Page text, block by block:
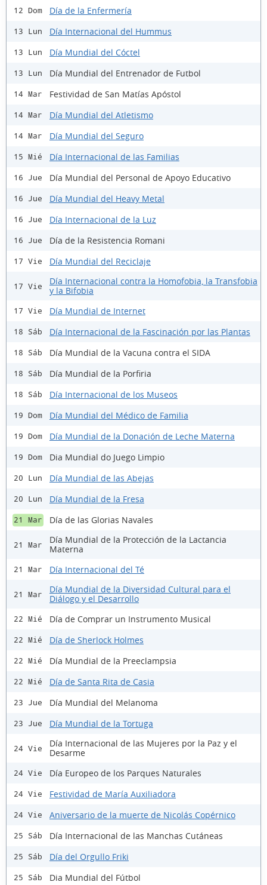
12 Dom Día de la Enfermería
13 Lun Día Internacional del Hummus
13 Lun Día Mundial del Cóctel
13 Lun Día Mundial del Entrenador de Futbol
14 Mar Festividad de San Matías Apóstol
14 Mar Día Mundial del Atletismo
14 Mar Día Mundial del Seguro
15 Mié Día Internacional de las Familias
16 Jue Día Mundial del Personal de Apoyo Educativo
16 Jue Día Mundial del Heavy Metal
16 Jue Día Internacional de la Luz
16 Jue Día de la Resistencia Romani
17 Vie Día Mundial del Reciclaje
17 Vie
Día Internacional contra la Homofobia, la Transfobia
y la Bifobia
17 Vie Día Mundial de Internet
18 Sáb Día Internacional de la Fascinación por las Plantas
18 Sáb Día Mundial de la Vacuna contra el SIDA
18 Sáb Día Mundial de la Porfiria
18 Sáb Día Internacional de los Museos
19 Dom Día Mundial del Médico de Familia
19 Dom Día Mundial de la Donación de Leche Materna
19 Dom Dia Mundial do Juego Limpio
20 Lun Día Mundial de las Abejas
20 Lun Día Mundial de la Fresa
21 Mar Día de las Glorias Navales
21 Mar
Día Mundial de la Protección de la Lactancia
Materna
21 Mar Día Internacional del Té
21 Mar
Día Mundial de la Diversidad Cultural para el
Diálogo y el Desarrollo
22 Mié Día de Comprar un Instrumento Musical
22 Mié Día de Sherlock Holmes
22 Mié Día Mundial de la Preeclampsia
22 Mié Día de Santa Rita de Casia
23 Jue Día Mundial del Melanoma
23 Jue Día Mundial de la Tortuga
24 Vie
Día Internacional de las Mujeres por la Paz y el
Desarme
24 Vie Día Europeo de los Parques Naturales
24 Vie Festividad de María Auxiliadora
24 Vie Aniversario de la muerte de Nicolás Copérnico
25 Sáb Día Internacional de las Manchas Cutáneas
25 Sáb Día del Orgullo Friki
25 Sáb Dia Mundial del Fútbol